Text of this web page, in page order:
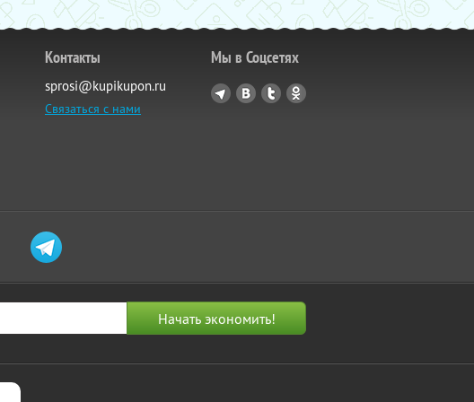
Контакты
sprosi@kupikupon.ru
Связаться с нами
Мы в Соцсетях